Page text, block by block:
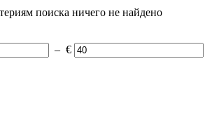
поиска ничего не найдено
– €